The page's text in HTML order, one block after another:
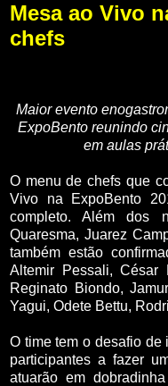
Mesa ao Vivo
chefs
Maior evento
ExpoBento reunindo
em aulas
O menu de chefs que
Vivo na ExpoBento
completo. Além dos
Quaresma, Juarez
também estão
Altemir Pessali, César
Reginato Biondo,
Yagui, Odete Bettu,
O time tem o desafio
participantes a fazer
atuarão em